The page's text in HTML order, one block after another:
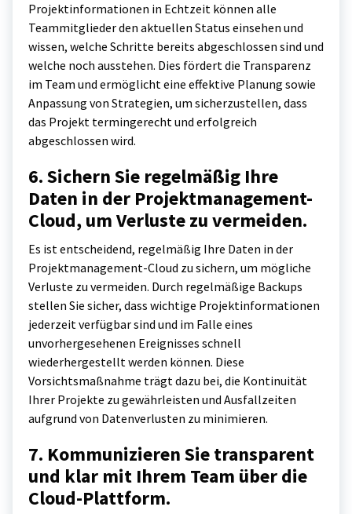
Projektinformationen in Echtzeit können alle
Teammitglieder den aktuellen Status einsehen und
wissen, welche Schritte bereits abgeschlossen sind und
welche noch ausstehen. Dies fördert die Transparenz
im Team und ermöglicht eine effektive Planung sowie
Anpassung von Strategien, um sicherzustellen, dass
das Projekt termingerecht und erfolgreich
abgeschlossen wird.
6. Sichern Sie regelmäßig Ihre
Daten in der Projektmanagement-
Cloud, um Verluste zu vermeiden.
Es ist entscheidend, regelmäßig Ihre Daten in der
Projektmanagement-Cloud zu sichern, um mögliche
Verluste zu vermeiden. Durch regelmäßige Backups
stellen Sie sicher, dass wichtige Projektinformationen
jederzeit verfügbar sind und im Falle eines
unvorhergesehenen Ereignisses schnell
wiederhergestellt werden können. Diese
Vorsichtsmaßnahme trägt dazu bei, die Kontinuität
Ihrer Projekte zu gewährleisten und Ausfallzeiten
aufgrund von Datenverlusten zu minimieren.
7. Kommunizieren Sie transparent
und klar mit Ihrem Team über die
Cloud-Plattform.